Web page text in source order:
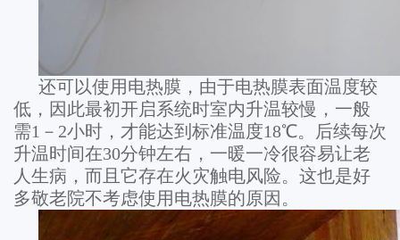
还可以使用电热膜，由于电热膜表面温度较
低，因此最初开启系统时室内升温较慢，一般
需1－2小时，才能达到标准温度18℃。后续每次
升温时间在30分钟左右，一暖一冷很容易让老
人生病，而且它存在火灾触电风险。这也是好
多敬老院不考虑使用电热膜的原因。